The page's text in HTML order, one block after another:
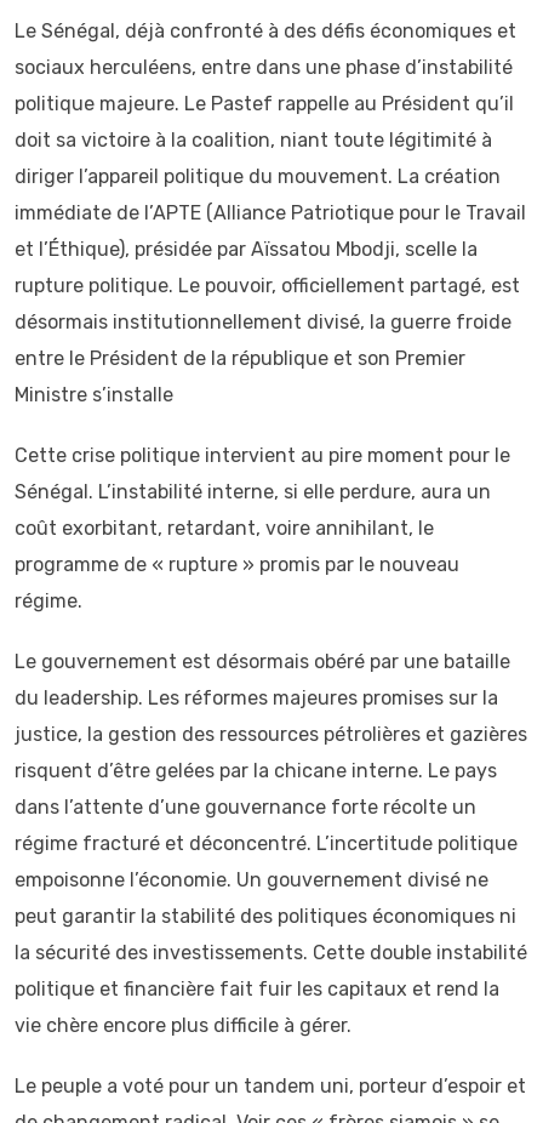
Le Sénégal, déjà confronté à des défis économiques et
sociaux herculéens, entre dans une phase d’instabilité
politique majeure. Le Pastef rappelle au Président qu’il
doit sa victoire à la coalition, niant toute légitimité à
diriger l’appareil politique du mouvement. La création
immédiate de l’APTE (Alliance Patriotique pour le Travail
et l’Éthique), présidée par Aïssatou Mbodji, scelle la
rupture politique. Le pouvoir, officiellement partagé, est
désormais institutionnellement divisé, la guerre froide
entre le Président de la république et son Premier
Ministre s’installe
Cette crise politique intervient au pire moment pour le
Sénégal. L’instabilité interne, si elle perdure, aura un
coût exorbitant, retardant, voire annihilant, le
programme de « rupture » promis par le nouveau
régime.
Le gouvernement est désormais obéré par une bataille
du leadership. Les réformes majeures promises sur la
justice, la gestion des ressources pétrolières et gazières
risquent d’être gelées par la chicane interne. Le pays
dans l’attente d’une gouvernance forte récolte un
régime fracturé et déconcentré. L’incertitude politique
empoisonne l’économie. Un gouvernement divisé ne
peut garantir la stabilité des politiques économiques ni
la sécurité des investissements. Cette double instabilité
politique et financière fait fuir les capitaux et rend la
vie chère encore plus difficile à gérer.
Le peuple a voté pour un tandem uni, porteur d’espoir et